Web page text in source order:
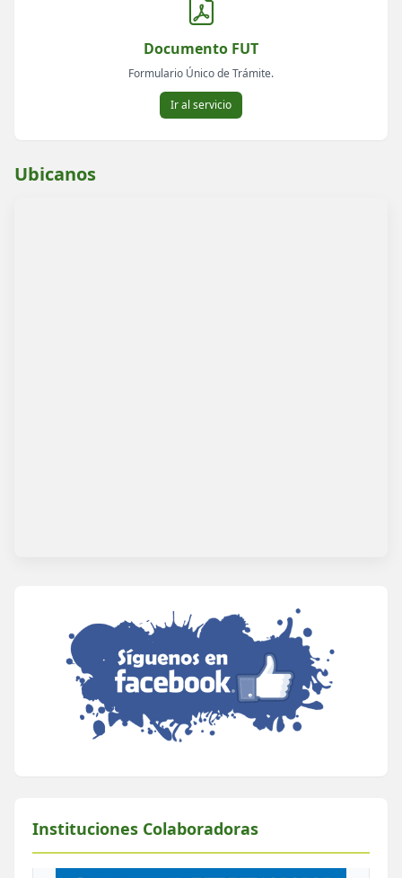
Documento FUT
Formulario Único de Trámite.
Ir al servicio
Ubicanos
Instituciones Colaboradoras
SECRETRÍA DE INTEGRIDAD PÚBLICA - PCM